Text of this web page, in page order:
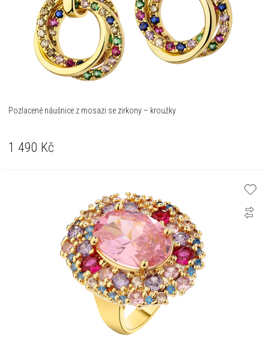
Pozlacené náušnice z mosazi se zirkony – kroužky
1 490 Kč